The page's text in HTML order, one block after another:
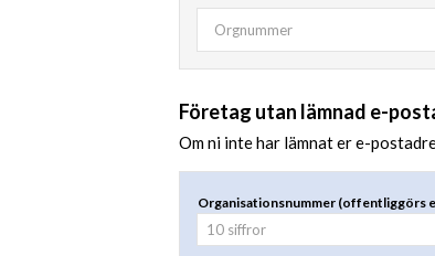
Företag utan lämnad e-
Om ni inte har lämnat er e-
Organisationsnummer (offentliggörs